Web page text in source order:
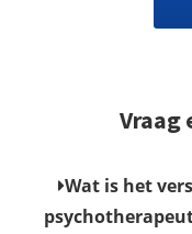
Vraag
Wat is het